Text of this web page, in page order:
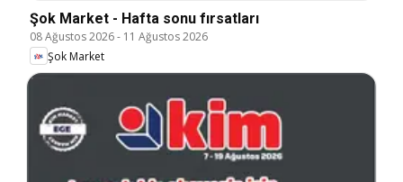
Şok Market - Hafta sonu fırsatları
08 Ağustos 2026- 11 Ağustos 2026
Şok Market